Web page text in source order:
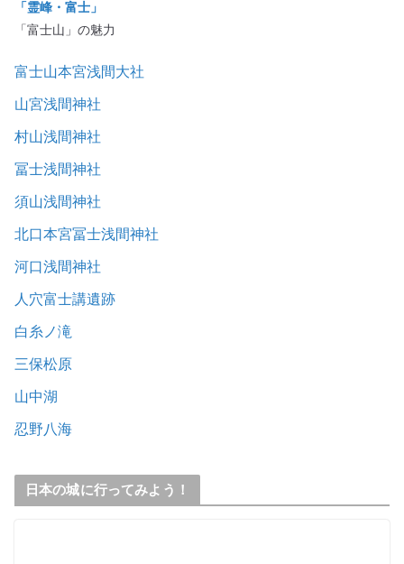
「霊峰・富士」
「富士山」の魅力
富士山本宮浅間大社
山宮浅間神社
村山浅間神社
冨士浅間神社
須山浅間神社
北口本宮冨士浅間神社
河口浅間神社
人穴富士講遺跡
白糸ノ滝
三保松原
山中湖
忍野八海
日本の城に行ってみよう！